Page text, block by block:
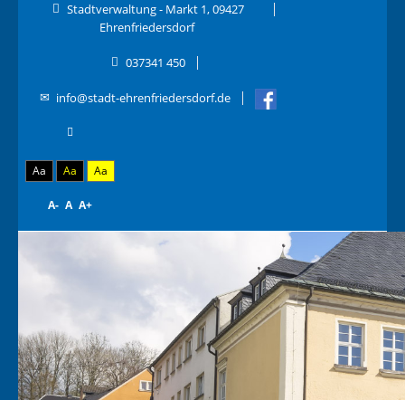
Stadtverwaltung - Markt 1, 09427
Ehrenfriedersdorf
037341 450
info@stadt-ehrenfriedersdorf.de
Aa Aa Aa
A- A A+